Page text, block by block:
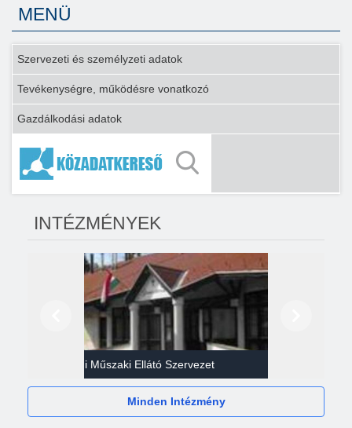
MENÜ
Szervezeti és személyzeti adatok
Tevékenységre, működésre vonatkozó
Gazdálkodási adatok
INTÉZMÉNYEK
Gazdasági Műszaki Ellátó Szervezet
Minden Intézmény